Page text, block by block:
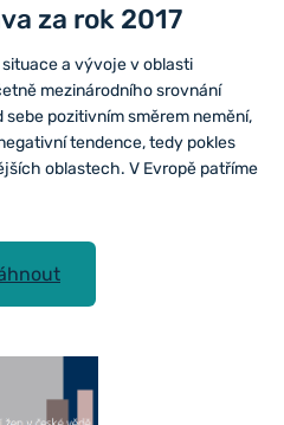
za rok 2017
a vývoje v oblasti
mezinárodního srovnání
sebe pozitivním směrem nemění,
tendence, tedy pokles
oblastech. V Evropě patříme